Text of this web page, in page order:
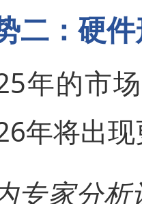
二：硬
年的市
年将出
专家分析